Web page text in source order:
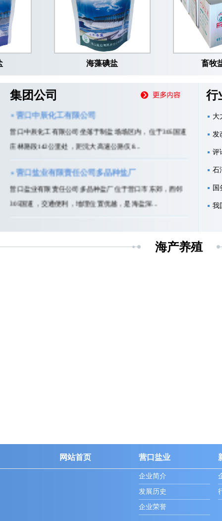
集团公司
一、基本概况： 营口现代渔业科技产业园于2011年成立，
园区坐落于滨海路营口至鲅...
营口海润扬水有限公司
营口盐业有限责任公司所属营口海润扬水有限公司，为营口
产盐区年产65万吨海盐提供原料—卤水的供应...
营口中辰化工有限公司
营口中辰化工有限公司坐落于制盐场场区内，位于305国道
庄林路段142公里处，距沈大高速公路仅8...
营口盐业有限责任公司多品种盐厂
营口盐业有限责任公司多品种盐厂位于营口市东郊，西邻
305国道，交通便利，地理位置优越，是海盐深...
营口盐业有限责任公司所属畜牧盐厂位于制盐场西侧，与
营口盐业有限责任公司精制盐厂坐落于营口市立交桥东北
侧，与305国道相邻，拥有独立的食盐运输铁路...
行
大
发
评
石
国
我
海产养殖
网站首页 营口盐业
企业简介
发展历史
企业荣誉